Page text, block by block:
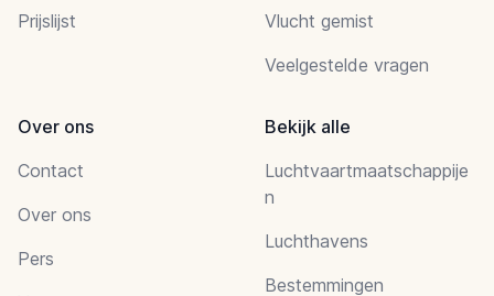
Prijslijst
Vlucht gemist
Veelgestelde vragen
Over ons
Contact
Over ons
Pers
Bekijk alle
Luchtvaartmaatschappije
n
Luchthavens
Bestemmingen